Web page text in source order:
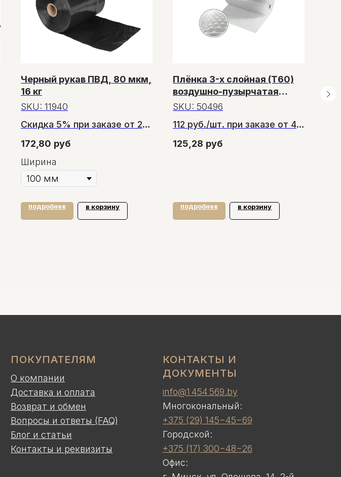
Черный рукав ПВД, 80 мкм,
16 кг
SKU: 11940
Скидка 5% при заказе от 2
рулонов
Скидка 11% при заказе от 6
рулонов
172,80 руб
Ширина
подробнее в корзину
Плёнка 3-х слойная (Т60)
воздушно-пузырчатая
1,2м*100м
SKU: 50496
112 руб./шт. при заказе от 40
шт.
125,28 руб
подробнее в корзину
ПОКУПАТЕЛЯМ
О компании
Доставка и оплата
Возврат и обмен
Вопросы и ответы (FAQ)
Блог и статьи
Контакты и реквизиты
КОНТАКТЫ И
ДОКУМЕНТЫ
info@1 454 569.by
Многокональный:
+375 (29) 145−45−69
Городской:
+375 (17) 300−48−26
Офис: